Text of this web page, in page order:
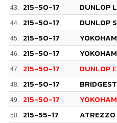
43. 215-50-17 DUNLOP
44. 215-50-17 DUNLOP
45. 215-50-17
46. 215-50-17
47. 215-50-17 DUNLOP
48. 215-50-17
49. 215-50-17
50. 215-55-17 ATREZZO